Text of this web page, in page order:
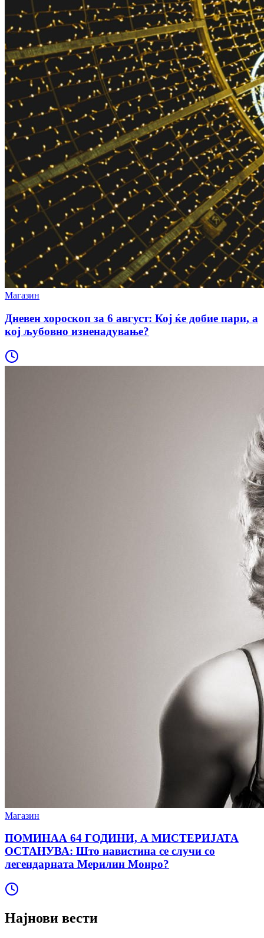
Магазин
Дневен хороскоп за 6 август: Кој ќе добие пари, а
кој љубовно изненадување?
Магазин
ПОМИНАА 64 ГОДИНИ, А МИСТЕРИЈАТА
ОСТАНУВА: Што навистина се случи со
легендарната Мерилин Монро?
Најнови вести